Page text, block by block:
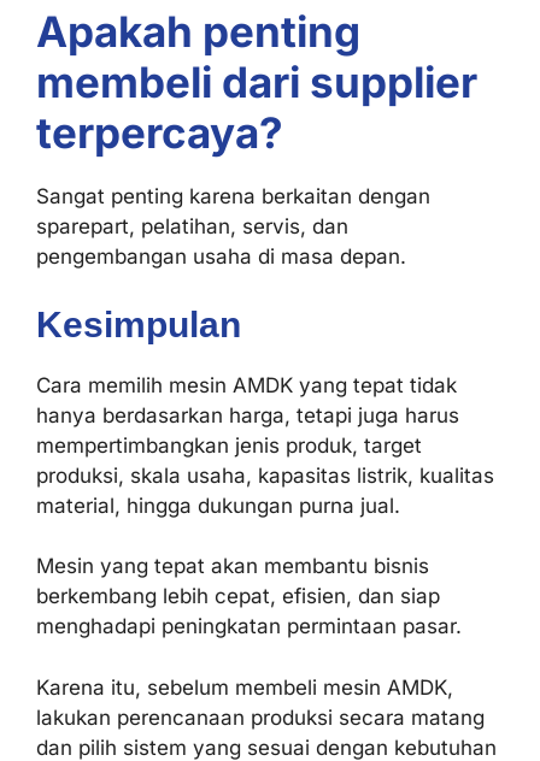
Apakah penting
membeli dari supplier
terpercaya?
Sangat penting karena berkaitan dengan
sparepart, pelatihan, servis, dan
pengembangan usaha di masa depan.
Kesimpulan
Cara memilih mesin AMDK yang tepat tidak
hanya berdasarkan harga, tetapi juga harus
mempertimbangkan jenis produk, target
produksi, skala usaha, kapasitas listrik, kualitas
material, hingga dukungan purna jual.
Mesin yang tepat akan membantu bisnis
berkembang lebih cepat, efisien, dan siap
menghadapi peningkatan permintaan pasar.
Karena itu, sebelum membeli mesin AMDK,
lakukan perencanaan produksi secara matang
dan pilih sistem yang sesuai dengan kebutuhan